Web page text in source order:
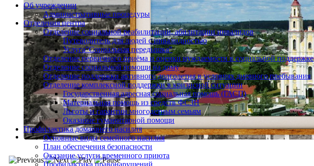
Об учреждении
Административные процедуры
Отделения центра
Отделение социальной реабилитации, абилитации инвалидов
Путеводитель для людей с инвалидностью
Услуга"Социальная передышка"
Отделение первичного приёма и оценки нуждаемости в социальной поддержке
Отделение социальной помощи на дому
Отделение поддержки активного долголетия в условиях дневного пребывания
Отделение комплексной поддержки в кризисной ситуации
Государственная адресная социальная помощь (ГАСП)
Материальная помощь из средств ФСЗН
Льготы и гарантии многодетным семьям
Оказание гуманитарной помощи
Профилактика домашнего насилия
Основные виды семейного насилия
План обеспечения безопасности
Оказание услуги временного приюта
Профилактика правонарушений